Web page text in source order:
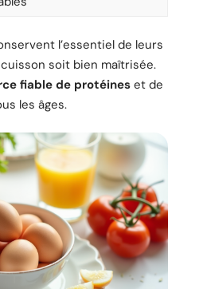
l’essentiel de leurs
soit bien maîtrisée.
fiable de protéines et de
les âges.